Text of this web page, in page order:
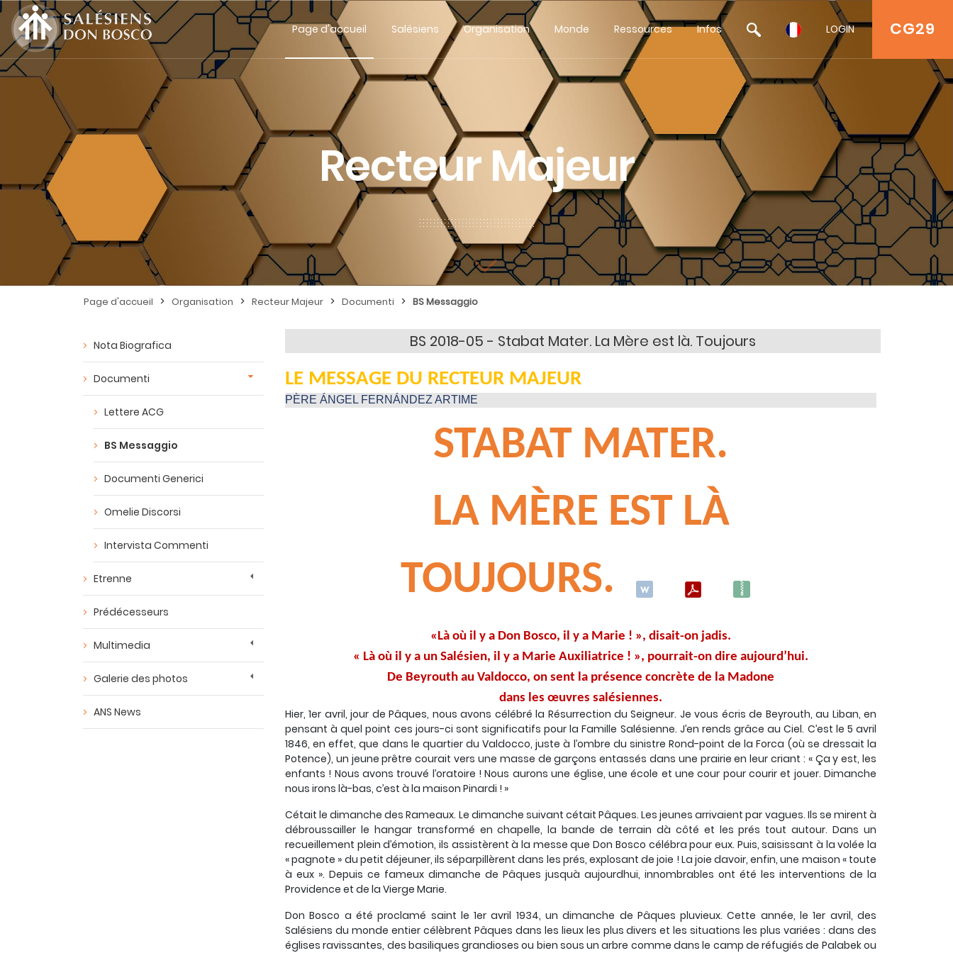
CG29
Page d'accueil Salésiens Organisation Monde Ressources Infos LOGIN
Recteur Majeur
Page d'accueil > Organisation > Recteur Majeur > Documenti > BS Messaggio
Nota Biografica
Documenti
Lettere ACG
BS Messaggio
Documenti Generici
Omelie Discorsi
Intervista Commenti
Etrenne
Prédécesseurs
Multimedia
Galerie des photos
ANS News
BS 2018-05 - Stabat Mater. La Mère est là. Toujours
LE MESSAGE DU RECTEUR MAJEUR
PÈRE ÁNGEL FERNÁNDEZ ARTIME
STABAT MATER.
LA MÈRE EST LÀ
TOUJOURS.
«Là où il y a Don Bosco, il y a Marie ! », disait-on jadis.
« Là où il y a un Salésien, il y a Marie Auxiliatrice ! », pourrait-on dire aujourd’hui.
De Beyrouth au Valdocco, on sent la présence concrète de la Madone
dans les œuvres salésiennes.
Hier, 1er avril, jour de Pâques, nous avons célébré la Résurrection du Seigneur. Je vous écris de Beyrouth, au Liban, en
pensant à quel point ces jours-ci sont significatifs pour la Famille Salésienne. J’en rends grâce au Ciel. C’est le 5 avril
1846, en effet, que dans le quartier du Valdocco, juste à l’ombre du sinistre Rond-point de la Forca (où se dressait la
Potence), un jeune prêtre courait vers une masse de garçons entassés dans une prairie en leur criant : « Ça y est, les
enfants ! Nous avons trouvé l’oratoire ! Nous aurons une église, une école et une cour pour courir et jouer. Dimanche
nous irons là-bas, c’est à la maison Pinardi ! »
Cétait le dimanche des Rameaux. Le dimanche suivant cétait Pâques. Les jeunes arrivaient par vagues. Ils se mirent à
débroussailler le hangar transformé en chapelle, la bande de terrain dà côté et les prés tout autour. Dans un
recueillement plein d’émotion, ils assistèrent à la messe que Don Bosco célébra pour eux. Puis, saisissant à la volée la
« pagnote » du petit déjeuner, ils séparpillèrent dans les prés, explosant de joie ! La joie davoir, enfin, une maison « toute
à eux ». Depuis ce fameux dimanche de Pâques jusquà aujourdhui, innombrables ont été les interventions de la
Providence et de la Vierge Marie.
Don Bosco a été proclamé saint le 1er avril 1934, un dimanche de Pâques pluvieux. Cette année, le 1er avril, des
Salésiens du monde entier célèbrent Pâques dans les lieux les plus divers et les situations les plus variées : dans des
églises ravissantes, des basiliques grandioses ou bien sous un arbre comme dans le camp de réfugiés de Palabek ou